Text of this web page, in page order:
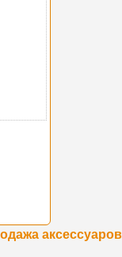
аксессуаров